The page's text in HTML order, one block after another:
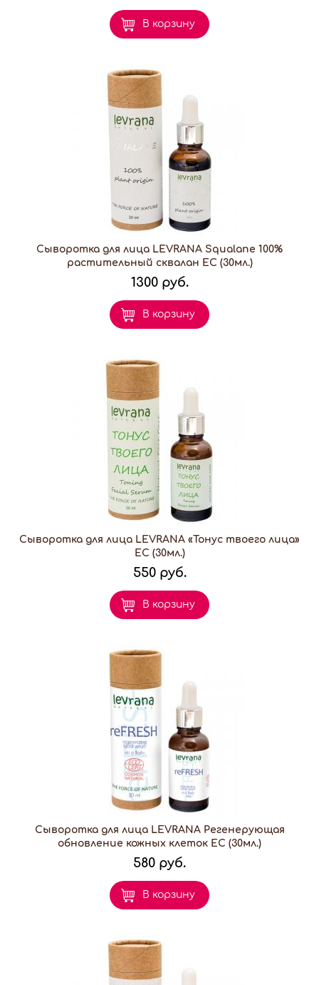
В корзину
Сыворотка для лица LEVRANA Squalane 100%
растительный сквалан EC (30мл.)
1300 руб.
В корзину
Сыворотка для лица LEVRANA «Тонус твоего лица»
EC (30мл.)
550 руб.
В корзину
Сыворотка для лица LEVRANA Регенерующая
обновление кожных клеток EC (30мл.)
580 руб.
В корзину